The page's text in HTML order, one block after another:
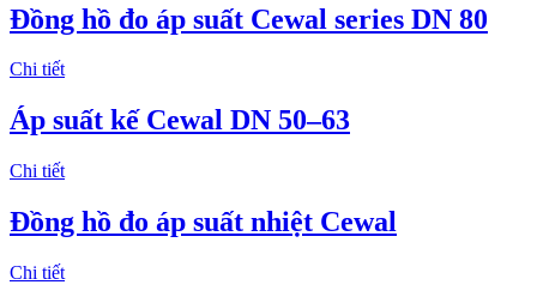
Đồng hồ đo áp suất Cewal series DN 80
Chi tiết
Áp suất kế Cewal DN 50–63
Chi tiết
Đồng hồ đo áp suất nhiệt Cewal
Chi tiết